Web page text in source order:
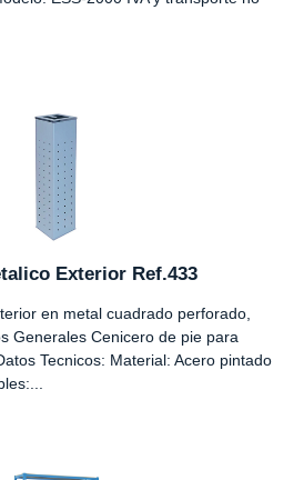
Exterior Ref.433
en metal cuadrado perforado,
Generales Cenicero de pie para
Tecnicos: Material: Acero pintado